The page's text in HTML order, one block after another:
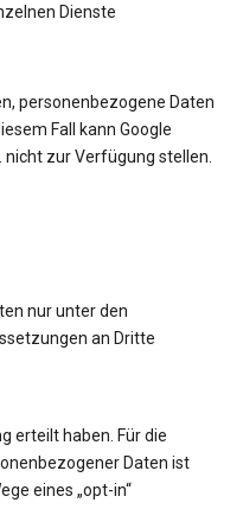
Dienste
personenbezogene Daten
Fall kann Google
nicht zur Verfügung stellen.
nur unter den
an Dritte
erteilt haben. Für die
Daten ist
eines „opt-in“